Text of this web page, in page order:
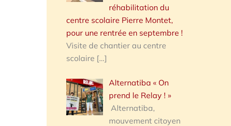
réhabilitation du
centre scolaire Pierre Montet,
pour une rentrée en septembre !
Visite de chantier au centre
scolaire […]
Alternatiba « On
prend le Relay ! »
Alternatiba,
mouvement citoyen